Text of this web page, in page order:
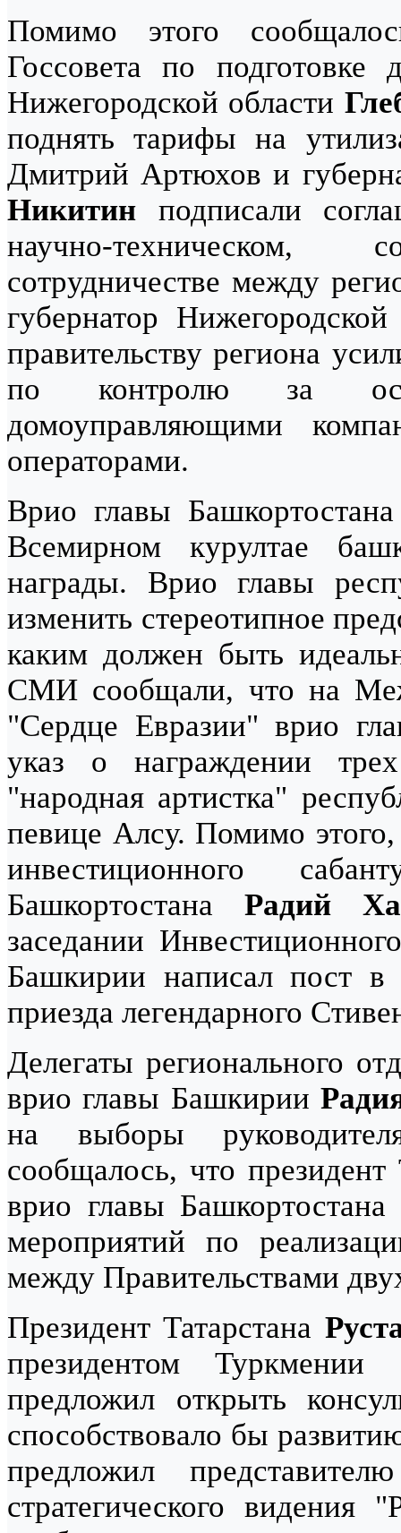
Помимо этого
Госсовета по подготовке
Нижегородской области
поднять тарифы на
Дмитрий Артюхов и
Никитин подписали
научно-
сотрудничестве между
губернатор
правительству региона
по контролю за
домоуправляющими
операторами.
Врио главы
Всемирном курултае
награды. Врио главы
изменить стереотипное
каким должен быть
СМИ сообщали, что на
"Сердце Евразии" врио
указ о награждении
"народная артистка"
певице Алсу. Помимо
инвестиционного
Башкортостана Радий
заседании
Башкирии написал пост в
приезда легендарного
Делегаты регионального
врио главы Башкирии
на выборы
сообщалось, что
врио главы Башкортостана
мероприятий по
между Правительствами
Президент Татарстана
президентом Туркмении
предложил открыть
способствовало бы
предложил
стратегического